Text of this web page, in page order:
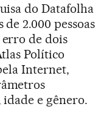
do Datafolha
2.000 pessoas
de dois
Político
Internet,
e gênero.